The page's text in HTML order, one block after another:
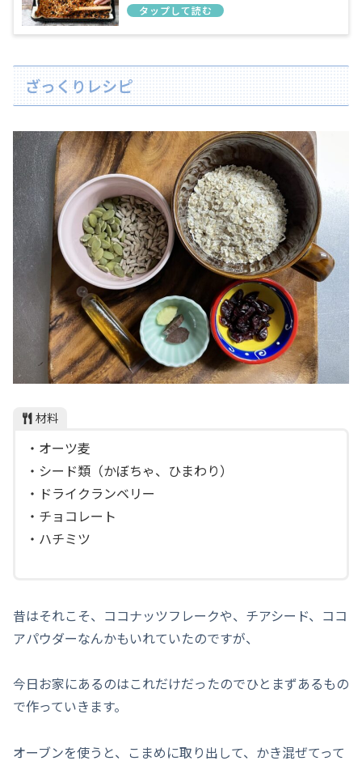
ざっくりレシピ
材料
・オーツ麦
・シード類（かぼちゃ、ひまわり）
・ドライクランベリー
・チョコレート
・ハチミツ
昔はそれこそ、ココナッツフレークや、チアシード、ココ
アパウダーなんかもいれていたのですが、
今日お家にあるのはこれだけだったのでひとまずあるもの
で作っていきます。
オーブンを使うと、こまめに取り出して、かき混ぜてって